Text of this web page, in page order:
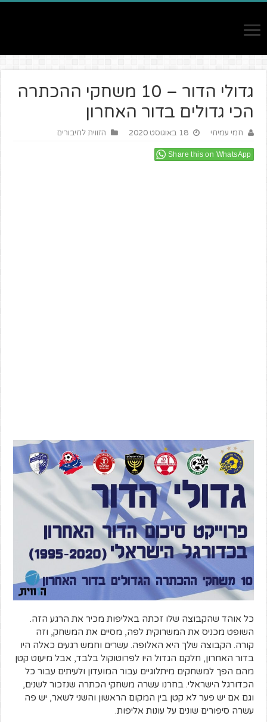
גדולי הדור – 10 משחקי ההכתרה
הכי גדולים בדור האחרון
חמי עמיחי 18 באוגוסט 2020 הזווית לחיבורים
Share this on WhatsApp
כל אוהד שהקבוצה שלו זכתה באליפות מכיר את הרגע הזה.
השופט מכניס את המשרוקית לפה, מסיים את המשחק, וזה
קורה. הקבוצה שלך היא האלופה. עשרים וחמש רגעים כאלה היו
בדור האחרון, חלקם הגדול היו לפרוטוקול בלבד, אבל מיעוט קטן
מהם הפך למשחקים מיתלוגיים עבור המועדון ולעיתים עבור כל
הכדורגל הישראלי. בחרנו עשרה משחקי הכתרה שנזכור לשנים,
וגם אם יש פער לא קטן בין המקום הראשון והשני לשאר, יש פה
עשרה סיפורים שונים על עונות אליפות.